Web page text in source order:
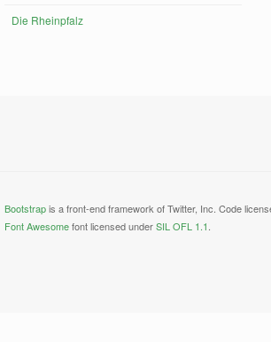
Die Rheinpfalz
Bootstrapis a front-end framework of Twitter, Inc. Code
Font Awesomefont licensed underSIL OFL 1.1